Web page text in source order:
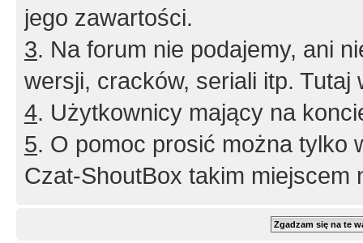
jego zawartości.
3. Na forum nie podajemy, ani
wersji, cracków, seriali itp. Tutaj
4. Użytkownicy mający na
5. O pomoc prosić można tylko
Czat-ShoutBox takim miejscem